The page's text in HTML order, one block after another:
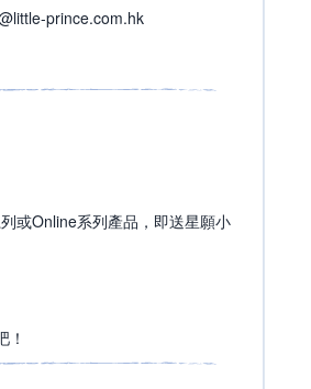
prince.com.hk
或Online系列產品，即送星願小
！